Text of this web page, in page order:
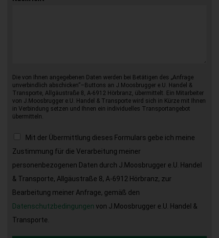
Die von Ihnen angegebenen Daten werden bei Betätigen des „Anfrage
unverbindlich abschicken“–Buttons an J.Moosbrugger e.U. Handel &
Transporte, Allgäustraße 8, A-6912 Hörbranz, übermittelt. Ein Mitarbeiter
von J.Moosbrugger e.U. Handel & Transporte wird sich in Kürze mit Ihnen
in Verbindung setzen und Ihnen ein individuelles Transportangebot
übermitteln.
Mit der Übermittlung dieses Formulars gebe ich meine
Zustimmung für die Verarbeitung meiner
personenbezogenen Daten durch J.Moosbrugger e.U. Handel
& Transporte, Allgäustraße 8, A-6912 Hörbranz, zur
Bearbeitung meiner Anfrage, gemäß den
Datenschutzbedingungen von J.Moosbrugger e.U. Handel &
Transporte.